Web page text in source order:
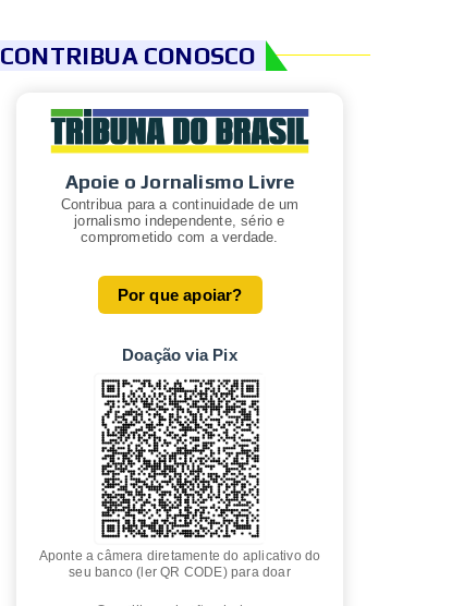
CONTRIBUA CONOSCO
Apoie o Jornalismo Livre
Contribua para a continuidade de um
jornalismo independente, sério e
comprometido com a verdade.
Por que apoiar?
Doação via Pix
Aponte a câmera diretamente do aplicativo do
seu banco (ler QR CODE) para doar